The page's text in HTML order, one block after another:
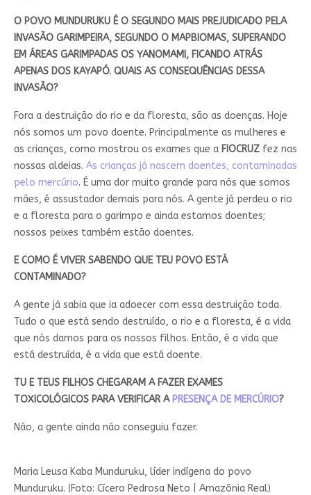
O POVO MUNDURUKU É O SEGUNDO MAIS PREJUDICADO PELA
INVASÃO GARIMPEIRA, SEGUNDO O MAPBIOMAS, SUPERANDO
EM ÁREAS GARIMPADAS OS YANOMAMI, FICANDO ATRÁS
APENAS DOS KAYAPÓ. QUAIS AS CONSEQUÊNCIAS DESSA
INVASÃO?
Fora a destruição do rio e da floresta, são as doenças. Hoje
nós somos um povo doente. Principalmente as mulheres e
as crianças, como mostrou os exames que a FIOCRUZfez nas
nossas aldeias. As crianças já nascem doentes, contaminadas
pelo mercúrio. É uma dor muito grande para nós que somos
mães, é assustador demais para nós. A gente já perdeu o rio
e a floresta para o garimpo e ainda estamos doentes;
nossos peixes também estão doentes.
E COMO É VIVER SABENDO QUE TEU POVO ESTÁ
CONTAMINADO?
A gente já sabia que ia adoecer com essa destruição toda.
Tudo o que está sendo destruído, o rio e a floresta, é a vida
que nós damos para os nossos filhos. Então, é a vida que
está destruída, é a vida que está doente.
TU E TEUS FILHOS CHEGARAM A FAZER EXAMES
TOXICOLÓGICOS PARA VERIFICAR A PRESENÇA DE MERCÚRIO?
Não, a gente ainda não conseguiu fazer.
Maria Leusa Kaba Munduruku, líder indígena do povo
Munduruku. (Foto: Cícero Pedrosa Neto | Amazônia Real)